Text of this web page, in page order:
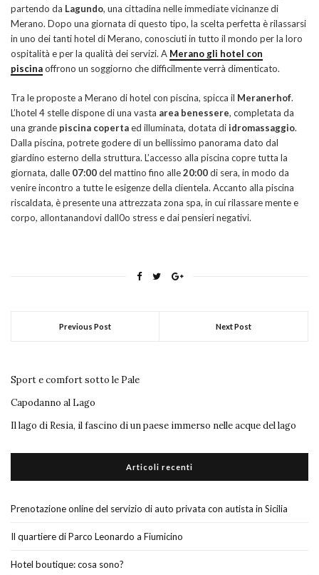
partendo da Lagundo, una cittadina nelle immediate vicinanze di
Merano. Dopo una giornata di questo tipo, la scelta perfetta è rilassarsi
in uno dei tanti hotel di Merano, conosciuti in tutto il mondo per la loro
ospitalità e per la qualità dei servizi. A Merano gli hotel con
piscinaoffrono un soggiorno che difficilmente verrà dimenticato.
Tra le proposte a Merano di hotel con piscina, spicca il Meranerhof.
L’hotel 4 stelle dispone di una vasta area benessere, completata da
una grande piscina copertaed illuminata, dotata diidromassaggio.
Dalla piscina, potrete godere di un bellissimo panorama dato dal
giardino esterno della struttura. L’accesso alla piscina copre tutta la
giornata, dalle 07:00del mattino fino alle20:00di sera, in modo da
venire incontro a tutte le esigenze della clientela. Accanto alla piscina
riscaldata, è presente una attrezzata zona spa, in cui rilassare mente e
corpo, allontanandovi dall0o stress e dai pensieri negativi.
Previous Post Next Post
Sport e comfort sotto le Pale
Capodanno al Lago
Il lago di Resia, il fascino di un paese immerso nelle acque del lago
Articoli recenti
Prenotazione online del servizio di auto privata con autista in Sicilia
Il quartiere di Parco Leonardo a Fiumicino
Hotel boutique: cosa sono?